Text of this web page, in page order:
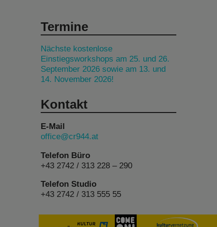
Termine
Nächste kostenlose
Einstiegsworkshops am 25. und 26.
September 2026 sowie am 13. und
14. November 2026!
Kontakt
E-Mail
office@cr944.at
Telefon Büro
+43 2742 / 313 228 – 290
Telefon Studio
+43 2742 / 313 555 55